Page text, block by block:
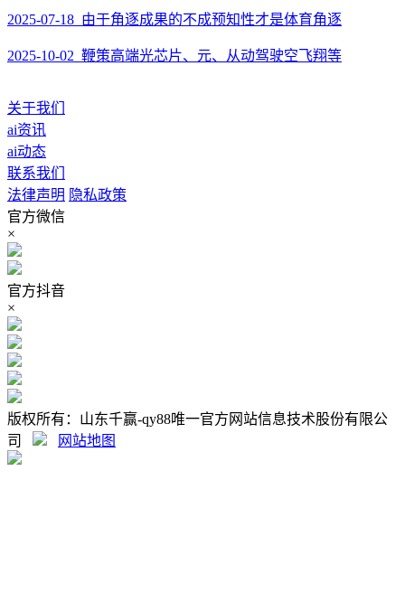
2025-07-18 由于角逐成果的不成预知性才是体育角逐
2025-10-02 鞭策高端光芯片、元、从动驾驶空飞翔等
关于我们
ai资讯
ai动态
联系我们
法律声明 隐私政策
官方微信
×
官方抖音
×
版权所有：山东千赢-qy88唯一官方网站信息技术股份有限公
司
网站地图